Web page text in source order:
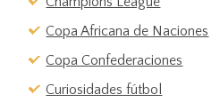
Copa Africana de Naciones
Copa Confederaciones
Curiosidades fútbol